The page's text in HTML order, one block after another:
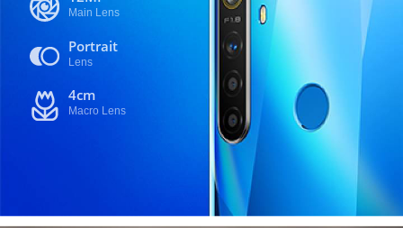
Main Lens
Portrait
Lens
4cm
Macro Lens